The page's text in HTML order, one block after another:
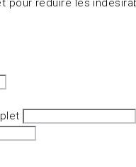
pour réduire les